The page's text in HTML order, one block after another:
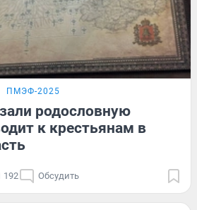
ПМЭФ-2025
родословную
к крестьянам в
192 Обсудить